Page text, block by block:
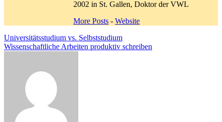
2002 in St. Gallen, Doktor der VWL
More Posts - Website
Beitragsnavigation
Universitätsstudium vs. Selbststudium
Wissenschaftliche Arbeiten produktiv schreiben